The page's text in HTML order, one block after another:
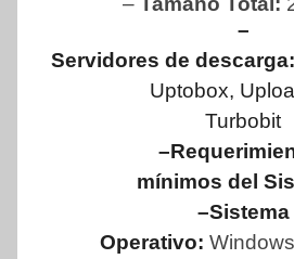
–
Servidores de descarga:
Uptobox,
Turbobit
mínimos del
–Sistema
Operativo: